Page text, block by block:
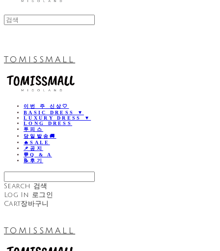
TOMISSMALL
이번 주 신상🤍
BASIC DRESS ▼
LUXURY DRESS ▼
LONG DRESS
투피스
당일발송🚚
🔥SALE
📌공지
💬Q & A
📝후기
Search 검색
Log In 로그인
Cart장바구니
TOMISSMALL